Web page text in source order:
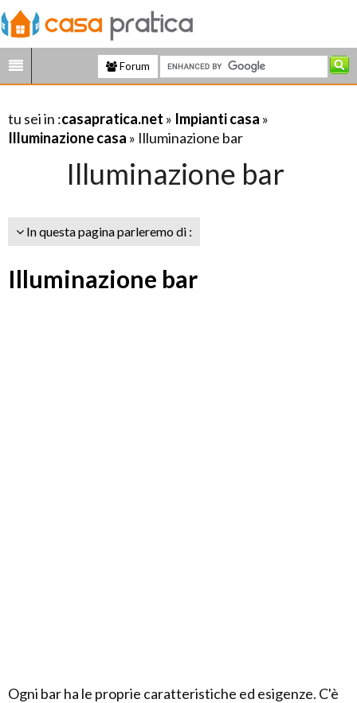
Forum
tu sei in :casapratica.net » Impianti casa »
Illuminazione casa » Illuminazione bar
Illuminazione bar
In questa pagina parleremo di :
Illuminazione bar
Ogni bar ha le proprie caratteristiche ed esigenze. C'è